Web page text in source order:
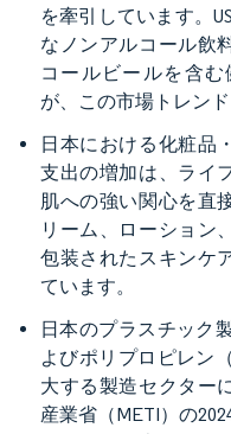
を牽引しています。
なノンアルコール飲
コールビールを含
が、この市場トレン
日本における化粧品
支出の増加は、ライ
肌への強い関心を直
リーム、ローション
包装されたスキンケ
ています。
日本のプラスチック
よびポリプロピレン
大する製造セクター
産業省（METI）の